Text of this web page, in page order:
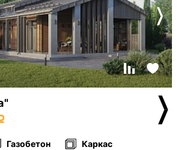
Газобетон Каркас